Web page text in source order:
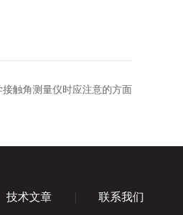
触角测量仪时应注意的方面
技术文章 联系我们